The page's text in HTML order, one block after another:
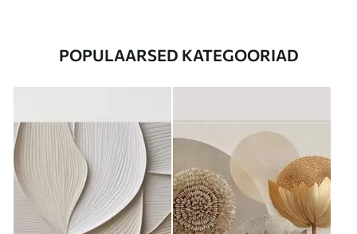
POPULAARSED KATEGOORIAD